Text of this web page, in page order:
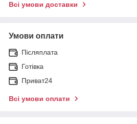
Всі умови доставки
Умови оплати
Післяплата
Готівка
Приват24
Всі умови оплати